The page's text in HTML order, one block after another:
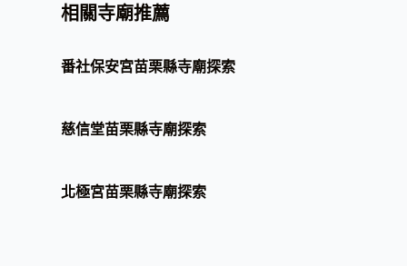
相關寺廟推薦
番社保安宮苗栗縣寺廟探索
慈信堂苗栗縣寺廟探索
北極宮苗栗縣寺廟探索